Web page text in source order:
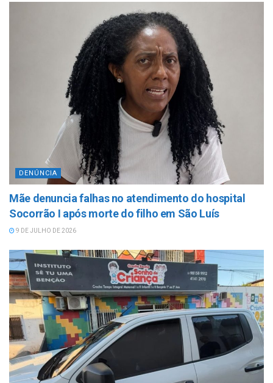
DENÚNCIA
Mãe denuncia falhas no atendimento do hospital
Socorrão I após morte do filho em São Luís
9 DE JULHO DE 2026